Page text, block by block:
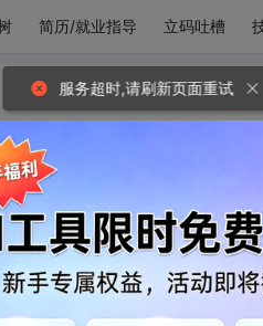
简历/就业指导 立码吐槽
就会陌生一秒，早
前，我们便开始了漫长的别离。
服务超时,请刷新页面重试